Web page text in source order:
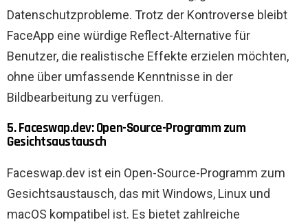
Datenschutzprobleme. Trotz der Kontroverse bleibt
FaceApp eine würdige Reflect-Alternative für
Benutzer, die realistische Effekte erzielen möchten,
ohne über umfassende Kenntnisse in der
Bildbearbeitung zu verfügen.
5. Faceswap.dev: Open-Source-Programm zum
Gesichtsaustausch
Faceswap.dev ist ein Open-Source-Programm zum
Gesichtsaustausch, das mit Windows, Linux und
macOS kompatibel ist. Es bietet zahlreiche